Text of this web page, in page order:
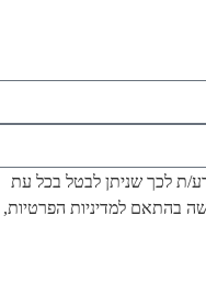
ת לכך שניתן לבטל בכל עת
בהתאם למדיניות הפרטיות,